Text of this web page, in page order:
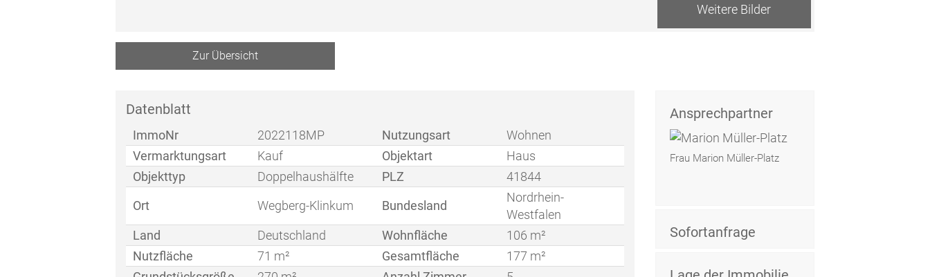
Weitere Bilder
Zur Übersicht
Datenblatt
ImmoNr 2022118MP Nutzungsart
Wohnen
Vermarktungsart
Kauf Objektart
Haus
Objekttyp
Doppelhaushälfte PLZ
41844
Ort
Wegberg-Klinkum Bundesland
Nordrhein-
Westfalen
Land
Deutschland Wohnfläche
106 m²
Nutzfläche
71 m² Gesamtfläche
177 m²
Ansprechpartner
Frau Marion Müller-Platz
Sofortanfrage